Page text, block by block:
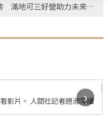
地可三好營助力未來職業選擇
影片。 人間社記者趙淑萍攝
›